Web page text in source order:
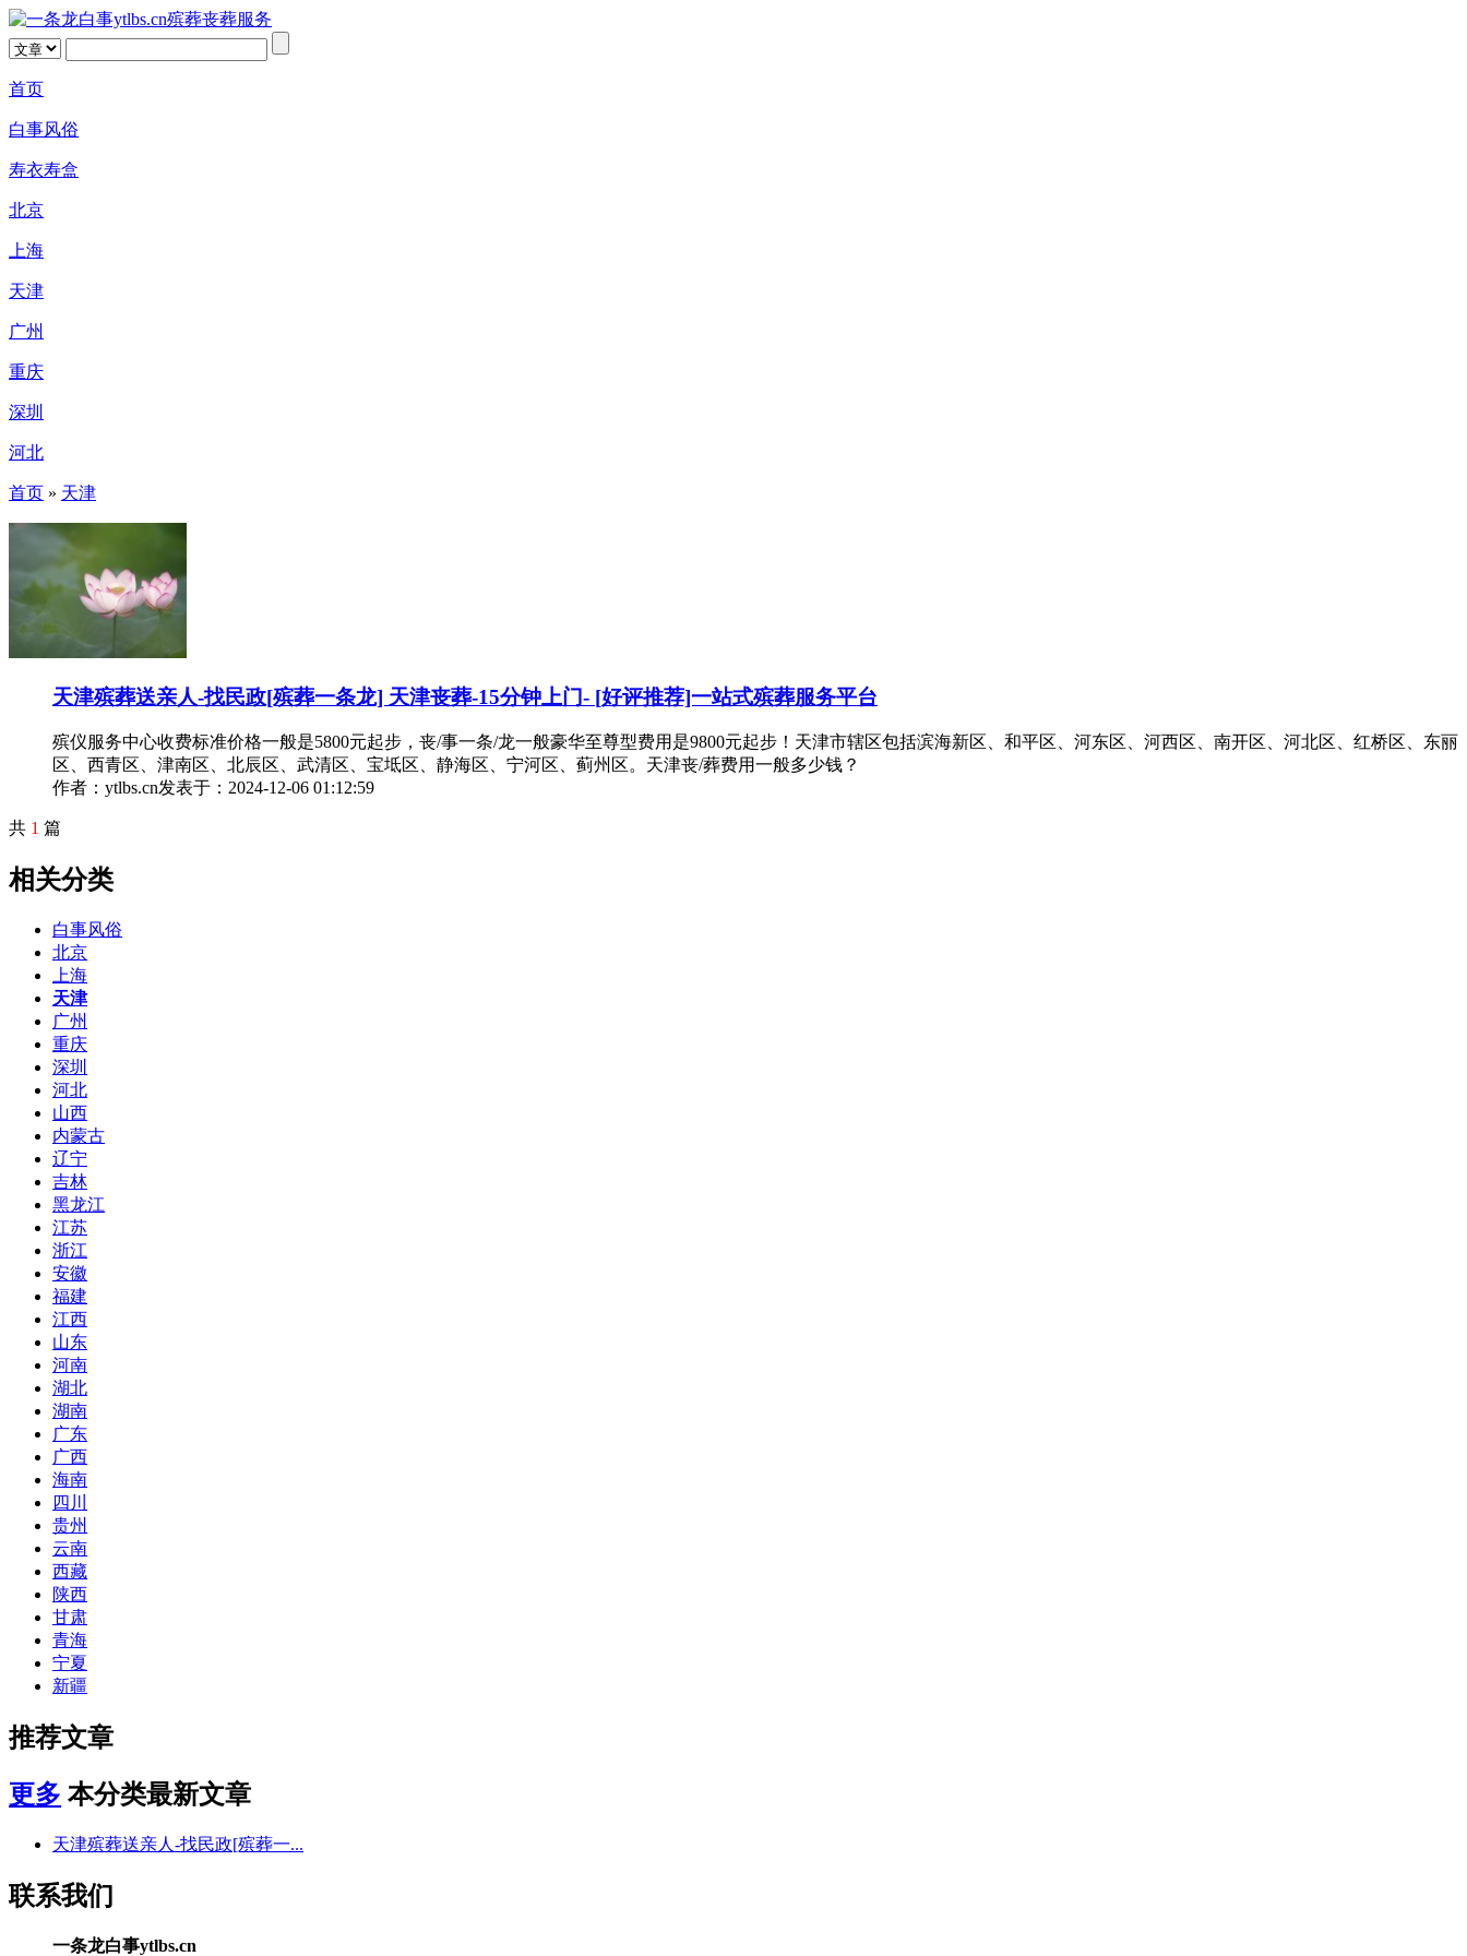
首页
白事风俗
寿衣寿盒
北京
上海
天津
广州
重庆
深圳
河北
首页 » 天津
天津殡葬送亲人-找民政[殡葬一条龙] 天津丧葬-15分钟上门- [好评推荐]一站式殡葬服务平台
殡仪服务中心收费标准价格一般是5800元起步，丧/事一条/龙一般豪华至尊型费用是9800元起步！天津市辖区包括滨海新区、和平区、河东区、河西区、南开区、河北区、红桥区、东丽
区、西青区、津南区、北辰区、武清区、宝坻区、静海区、宁河区、蓟州区。天津丧/葬费用一般多少钱？
作者：ytlbs.cn发表于：2024-12-06 01:12:59
共 1 篇
相关分类
白事风俗
北京
上海
天津
广州
重庆
深圳
河北
山西
内蒙古
辽宁
吉林
黑龙江
江苏
浙江
安徽
福建
江西
山东
河南
湖北
湖南
广东
广西
海南
四川
贵州
云南
西藏
陕西
甘肃
青海
宁夏
新疆
推荐文章
更多 本分类最新文章
天津殡葬送亲人-找民政[殡葬一...
联系我们
一条龙白事ytlbs.cn